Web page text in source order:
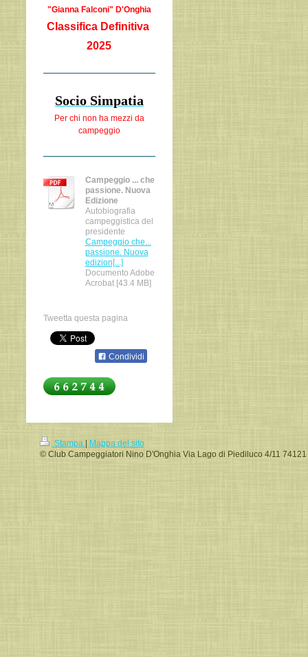
"Gianna Falconi" D'Onghia
Classifica Definitiva
2025
Socio Simpatia
Per chi non ha mezzi da
campeggio
Campeggio ... che
passione. Nuova
Edizione
Autobiografia
campeggistica del
presidente
Campeggio che...
passione. Nuova
edizion[...]
Documento Adobe
Acrobat [43.4 MB]
Tweetta questa pagina
Condividi
Stampa | Mappa del sito
© Club Campeggiatori Nino D'Onghia Via Lago di Piediluco 4/11 74121